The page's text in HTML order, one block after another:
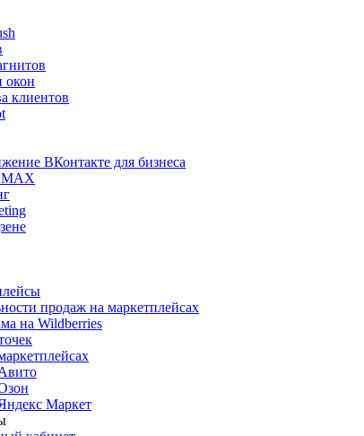
окон
клиентов
ВКонтакте для бизнеса
MAX
продаж на маркетплейсах
на Wildberries
Маркет